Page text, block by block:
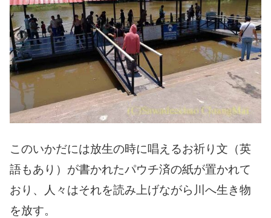
このいかだには放生の時に唱えるお祈り文（英
語もあり）が書かれたパウチ済の紙が置かれて
おり、人々はそれを読み上げながら川へ生き物
を放す。